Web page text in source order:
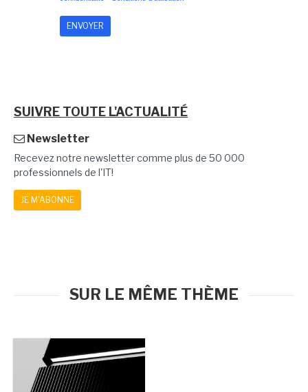
SUIVRE TOUTE L'ACTUALITÉ
Newsletter
Recevez notre newsletter comme plus de 50 000
professionnels de l'IT!
JE M'ABONNE
SUR LE MÊME THÈME